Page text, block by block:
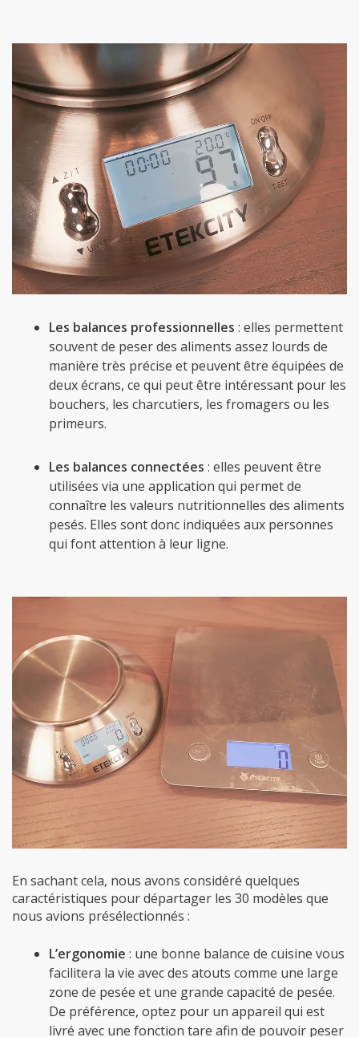
Les balances professionnelles : elles permettent
souvent de peser des aliments assez lourds de
manière très précise et peuvent être équipées de
deux écrans, ce qui peut être intéressant pour les
bouchers, les charcutiers, les fromagers ou les
primeurs.
Les balances connectées : elles peuvent être
utilisées via une application qui permet de
connaître les valeurs nutritionnelles des aliments
pesés. Elles sont donc indiquées aux personnes
qui font attention à leur ligne.
En sachant cela, nous avons considéré quelques
caractéristiques pour départager les 30 modèles que
nous avions présélectionnés :
L’ergonomie : une bonne balance de cuisine vous
facilitera la vie avec des atouts comme une large
zone de pesée et une grande capacité de pesée.
De préférence, optez pour un appareil qui est
livré avec une fonction tare afin de pouvoir peser